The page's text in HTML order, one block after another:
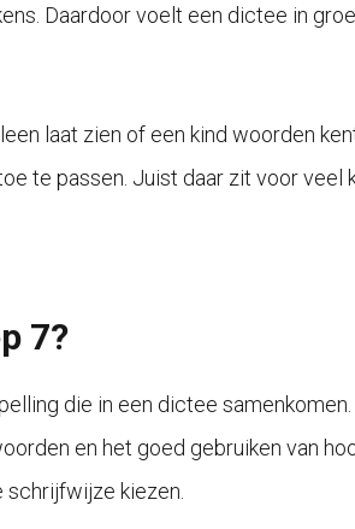
Daardoor voelt een dictee in
laat zien of een kind woorden
te passen. Juist daar zit voor veel
7?
die in een dictee samenkomen.
en het goed gebruiken van
kiezen.